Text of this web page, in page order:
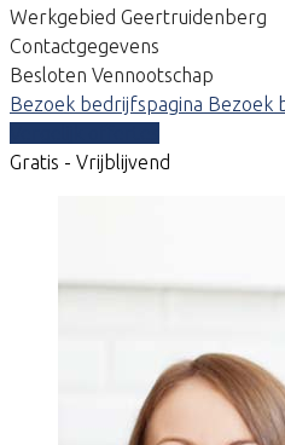
Werkgebied Geertruidenberg
Contactgegevens
Besloten Vennootschap
Bezoek bedrijfspagina Bezoek
Gratis - Vrijblijvend